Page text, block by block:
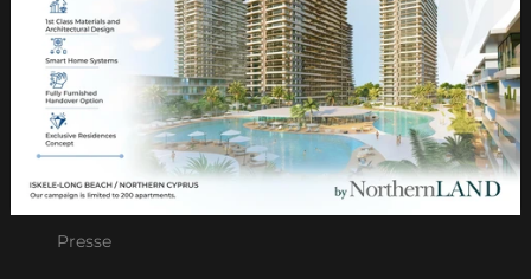
NORTHERNLAND CONSTRUCTION LTD
Über uns
Grußwort des Vorsitzenden
Unternehmensgruppe
Presse